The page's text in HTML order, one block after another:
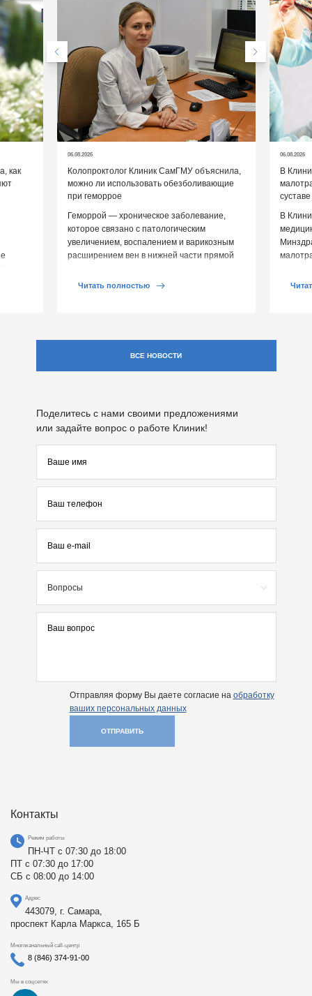
как
06.08.2026
Колопроктолог Клиник СамГМУ объяснила,
можно ли использовать обезболивающие
при геморрое
Геморрой — хроническое заболевание,
которое связано с патологическим
увеличением, воспалением и варикозным
расширением вен в нижней части прямой
обострении […]
Читать полностью
06.08.2026
В
суставе
В
ВСЕ НОВОСТИ
Поделитесь с нами своими предложениями
или задайте вопрос о работе Клиник!
Вопросы
Отправляя форму Вы даете согласие на обработку
ваших персональных данных
ОТПРАВИТЬ
Контакты
Режим работы
ПН-ЧТ с 07:30 до 18:00
ПТ с 07:30 до 17:00
СБ с 08:00 до 14:00
Адрес
443079, г. Самара,
проспект Карла Маркса, 165 Б
Многоканальный call-центр
8 (846) 374-91-00
Мы в соцсетях